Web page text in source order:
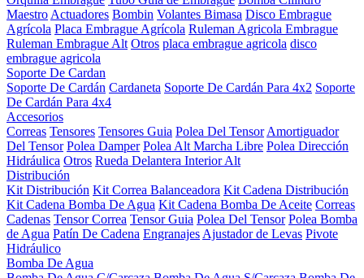
Maestro Actuadores Bombin Volantes Bimasa Disco Embrague
Agrícola Placa Embrague Agrícola Ruleman Agricola Embrague
Ruleman Embrague Alt Otros placa embrague agricola disco
embrague agricola
Soporte De Cardan
Soporte De Cardán Cardaneta Soporte De Cardán Para 4x2 Soporte
De Cardán Para 4x4
Accesorios
Correas Tensores Tensores Guia Polea Del Tensor Amortiguador
Del Tensor Polea Damper Polea Alt Marcha Libre Polea Dirección
Hidráulica Otros Rueda Delantera Interior Alt
Distribución
Kit Distribución Kit Correa Balanceadora Kit Cadena Distribución
Kit Cadena Bomba De Agua Kit Cadena Bomba De Aceite Correas
Cadenas Tensor Correa Tensor Guia Polea Del Tensor Polea Bomba
de Agua Patín De Cadena Engranajes Ajustador de Levas Pivote
Hidráulico
Bomba De Agua